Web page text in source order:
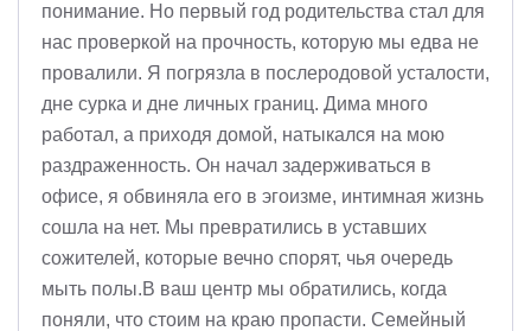
понимание. Но первый год родительства стал для
нас проверкой на прочность, которую мы едва не
провалили. Я погрязла в послеродовой усталости,
дне сурка и дне личных границ. Дима много
работал, а приходя домой, натыкался на мою
раздраженность. Он начал задерживаться в
офисе, я обвиняла его в эгоизме, интимная жизнь
сошла на нет. Мы превратились в уставших
сожителей, которые вечно спорят, чья очередь
мыть полы.В ваш центр мы обратились, когда
поняли, что стоим на краю пропасти. Семейный